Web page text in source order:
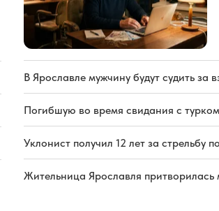
В Ярославле мужчину будут судить за
Погибшую во время свидания с
Уклонист получил 12 лет за стрельбу
Жительница Ярославля